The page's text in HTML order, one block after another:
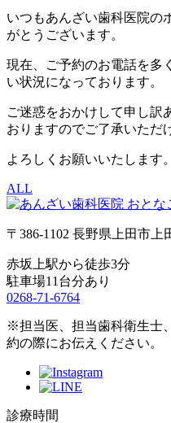
いつもあんざい歯科医院の
がとうございます。
現在、ご予約のお電話を多
い状況になっております。
ご迷惑をおかけして申し訳
おりますのでご了承いただ
よろしくお願いいたします。
ALL
〒386-1102 長野県上田市上
赤坂上駅から徒歩3分
駐車場11台分あり
0268-71-6764
※担当医、担当歯科衛生士
約の際にお伝えください。
診療時間